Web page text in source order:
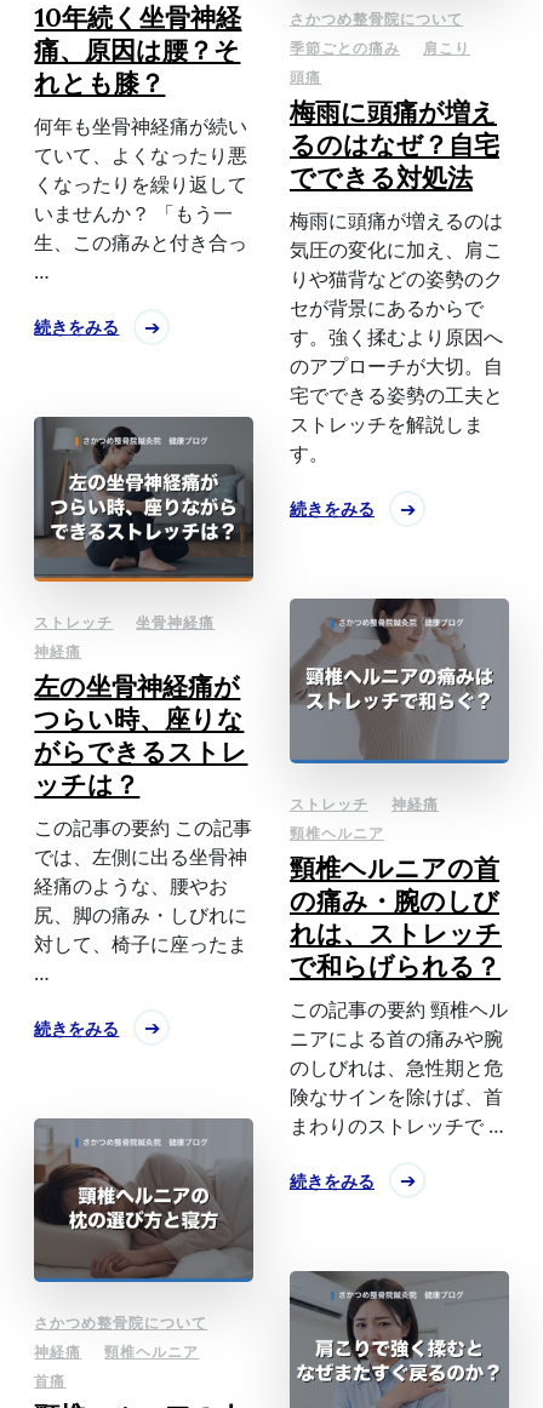
10年続く坐骨神経
痛、原因は腰？そ
れとも膝？
何年も坐骨神経痛が続い
ていて、よくなったり悪
くなったりを繰り返して
いませんか？ 「もう一
生、この痛みと付き合っ
…
続きをみる
さかつめ整骨院について
季節ごとの痛み
肩こり
頭痛
梅雨に頭痛が増え
るのはなぜ？自宅
でできる対処法
梅雨に頭痛が増えるのは
気圧の変化に加え、肩こ
りや猫背などの姿勢のク
セが背景にあるからで
す。強く揉むより原因へ
のアプローチが大切。自
宅でできる姿勢の工夫と
ストレッチを解説しま
す。
続きをみる
ストレッチ
坐骨神経痛
神経痛
左の坐骨神経痛が
つらい時、座りな
がらできるストレ
ッチは？
この記事の要約 この記事
では、左側に出る坐骨神
経痛のような、腰やお
尻、脚の痛み・しびれに
対して、椅子に座ったま
…
続きをみる
ストレッチ
神経痛
頸椎ヘルニア
頸椎ヘルニアの首
の痛み・腕のしび
れは、ストレッチ
で和らげられる？
この記事の要約 頸椎ヘル
ニアによる首の痛みや腕
のしびれは、急性期と危
険なサインを除けば、首
まわりのストレッチで …
続きをみる
さかつめ整骨院について
神経痛
頸椎ヘルニア
首痛